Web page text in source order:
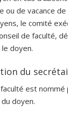
ou de vacance de
le comité
de faculté,
doyen.
du
est nommé
doyen.